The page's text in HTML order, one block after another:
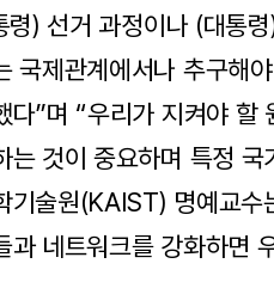
령) 선거 과정이나 (대통
국제관계에서나 추구해
다”며 “우리가 지켜야 할
는 것이 중요하며 특정
기술원(KAIST) 명예교
과 네트워크를 강화하면